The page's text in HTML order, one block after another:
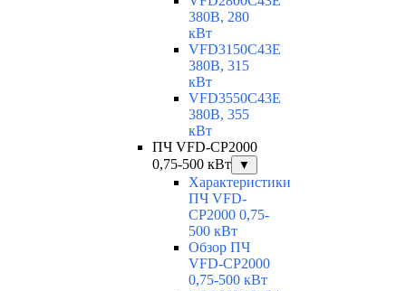
380В, 280
кВт
VFD3150C43E
380В, 315
кВт
VFD3550C43E
380В, 355
кВт
ПЧ VFD-CP2000
0,75-500 кВт
▼
Характеристики
ПЧ VFD-
CP2000 0,75-
500 кВт
Обзор ПЧ
VFD-CP2000
0,75-500 кВт